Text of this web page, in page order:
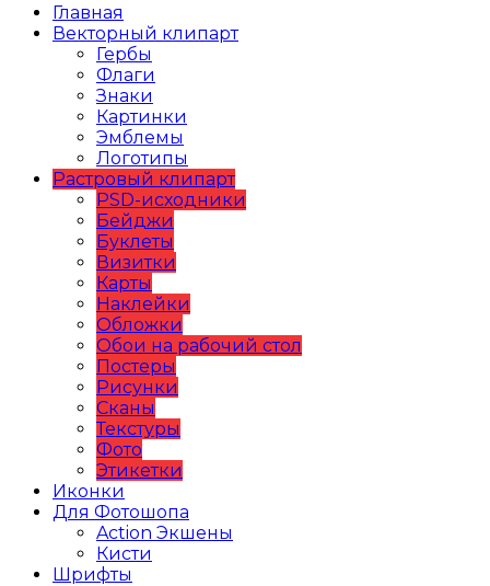
Главная
Векторный клипарт
Гербы
Флаги
Знаки
Картинки
Эмблемы
Логотипы
Растровый клипарт
PSD-исходники
Бейджи
Буклеты
Визитки
Карты
Наклейки
Обложки
Обои на рабочий стол
Постеры
Рисунки
Сканы
Текстуры
Фото
Этикетки
Иконки
Для Фотошопа
Action Экшены
Кисти
Шрифты